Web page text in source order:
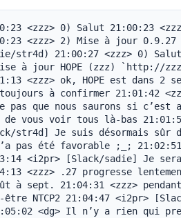
<zzz> 0) Salut 21:00:23
<zzz> 2) Mise à jour
str4d) 21:00:27 <zzz> 0)
à jour HOPE (zzz) `http://
<zzz> ok, HOPE est dans 2
à confirmer 21:01:42
pas que nous saurons si c’est
de vous voir tous là-bas
str4d] Je suis désormais
pas été favorable ;_;
<i2pr> [Slack/sadie] Je
<zzz> .27 progresse
à sept. 21:04:31 <zzz>
être NTCP2 21:04:47 <i2pr>
<dg> Il n’y a rien qui